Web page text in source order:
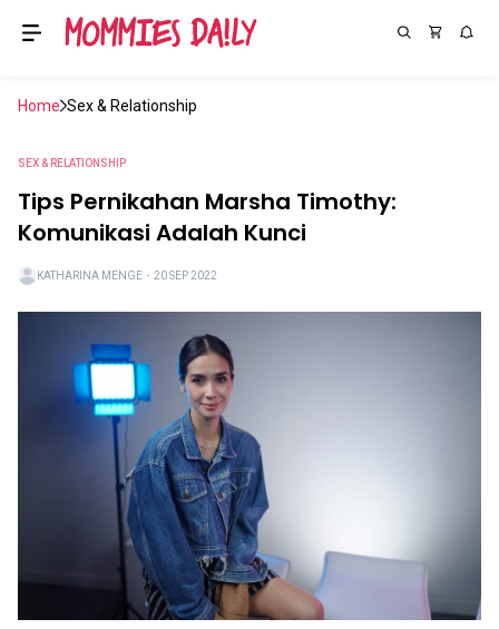
Home Sex & Relationship
SEX & RELATIONSHIP
Tips Pernikahan Marsha Timothy:
Komunikasi Adalah Kunci
KATHARINA MENGE ・ 20 SEP 2022